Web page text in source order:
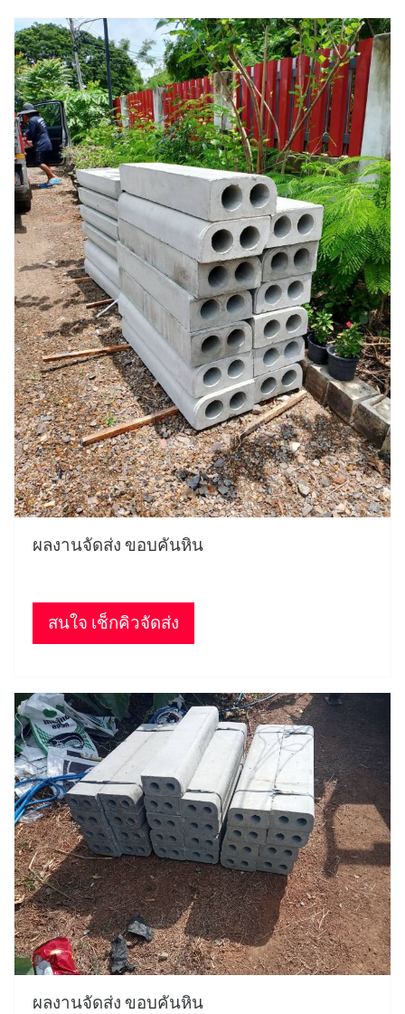
ผลงานจัดส่ง ขอบคันหิน
สนใจ เช็กคิวจัดส่ง
ผลงานจัดส่ง ขอบคันหิน